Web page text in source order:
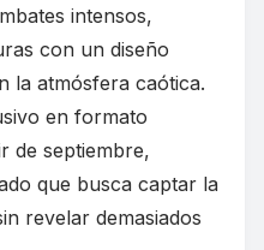
intensos,
con un diseño
la atmósfera caótica.
en formato
de septiembre,
que busca captar la
revelar demasiados